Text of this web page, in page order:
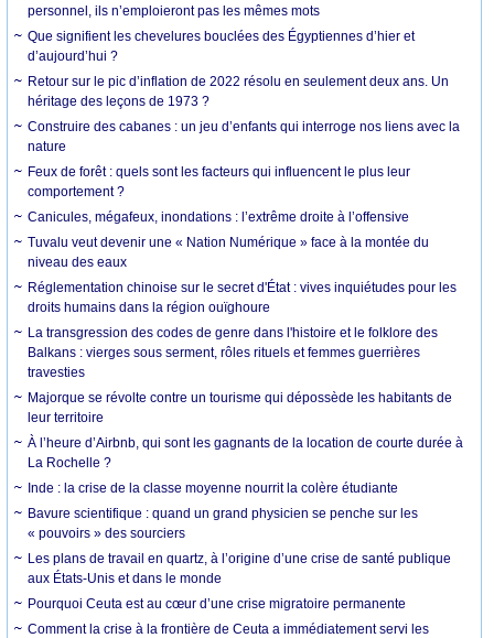
personnel, ils n’emploieront pas les mêmes mots
Que signifient les chevelures bouclées des Égyptiennes d’hier et
d’aujourd’hui ?
Retour sur le pic d’inflation de 2022 résolu en seulement deux ans. Un
héritage des leçons de 1973 ?
Construire des cabanes : un jeu d’enfants qui interroge nos liens avec la
nature
Feux de forêt : quels sont les facteurs qui influencent le plus leur
comportement ?
Canicules, mégafeux, inondations : l’extrême droite à l’offensive
Tuvalu veut devenir une « Nation Numérique » face à la montée du
niveau des eaux
Réglementation chinoise sur le secret d'État : vives inquiétudes pour les
droits humains dans la région ouïghoure
La transgression des codes de genre dans l'histoire et le folklore des
Balkans : vierges sous serment, rôles rituels et femmes guerrières
travesties
Majorque se révolte contre un tourisme qui dépossède les habitants de
leur territoire
À l’heure d’Airbnb, qui sont les gagnants de la location de courte durée à
La Rochelle ?
Inde : la crise de la classe moyenne nourrit la colère étudiante
Bavure scientifique : quand un grand physicien se penche sur les
« pouvoirs » des sourciers
Les plans de travail en quartz, à l’origine d’une crise de santé publique
aux États-Unis et dans le monde
Pourquoi Ceuta est au cœur d’une crise migratoire permanente
Comment la crise à la frontière de Ceuta a immédiatement servi les